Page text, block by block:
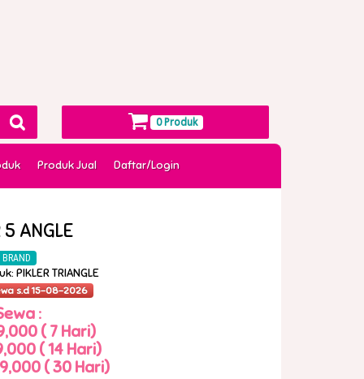
0 Produk
Produk Jual Daftar/Login
5 ANGLE
PIKLER TRIANGLE
s.d 15-08-2026
:
( 7 Hari)
( 14 Hari)
( 30 Hari)